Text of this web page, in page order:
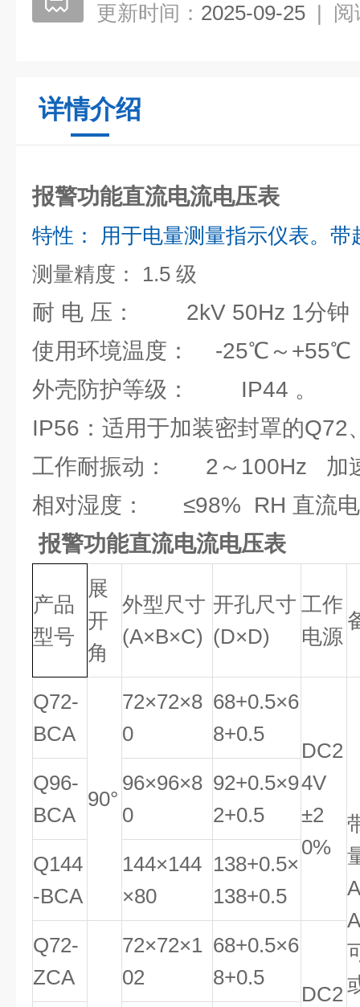
更新时间： 2025-09-25 | 阅
详情介绍
报警功能直流电流电压表
特性： 用于电量测量指示仪表。带
测量精度： 1.5 级
耐 电 压： 2kV 50Hz 1分钟
使用环境温度： -25℃～+55℃
外壳防护等级： IP44 。
IP56：适用于加装密封罩的Q72
工作耐振动： 2～100Hz 加
相对湿度： ≤98% RH 直流电
报警功能直流电流电压表
产品
型号
展
开
角
外型尺寸
(A×B×C)
开孔尺寸
(D×D)
工作
电源
Q72-
BCA
90°
72×72×8
0
68+0.5×6
8+0.5
DC2
4V
±2
0%
A
Q96-
BCA
96×96×8
0
92+0.5×9
2+0.5
Q144
-BCA
144×144
×80
138+0.5×
138+0.5
Q72-
ZCA
72×72×1
02
68+0.5×6
8+0.5
DC2